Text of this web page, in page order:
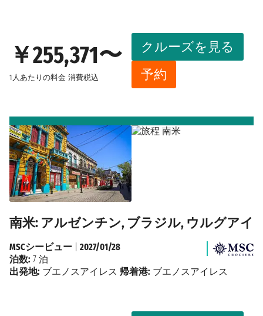
￥255,371〜
1人あたりの料金 消費税込
クルーズを見る
予約
南米: アルゼンチン, ブラジル, ウルグアイ
MSCシービュー
2027/01/28
泊数: 7 泊
出発地: ブエノスアイレス 帰着港: ブエノスアイレス